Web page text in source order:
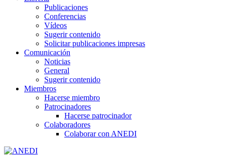
Publicaciones
Conferencias
Vídeos
Sugerir contenido
Solicitar publicaciones impresas
Comunicación
Noticias
General
Sugerir contenido
Miembros
Hacerse miembro
Patrocinadores
Hacerse patrocinador
Colaboradores
Colaborar con ANEDI